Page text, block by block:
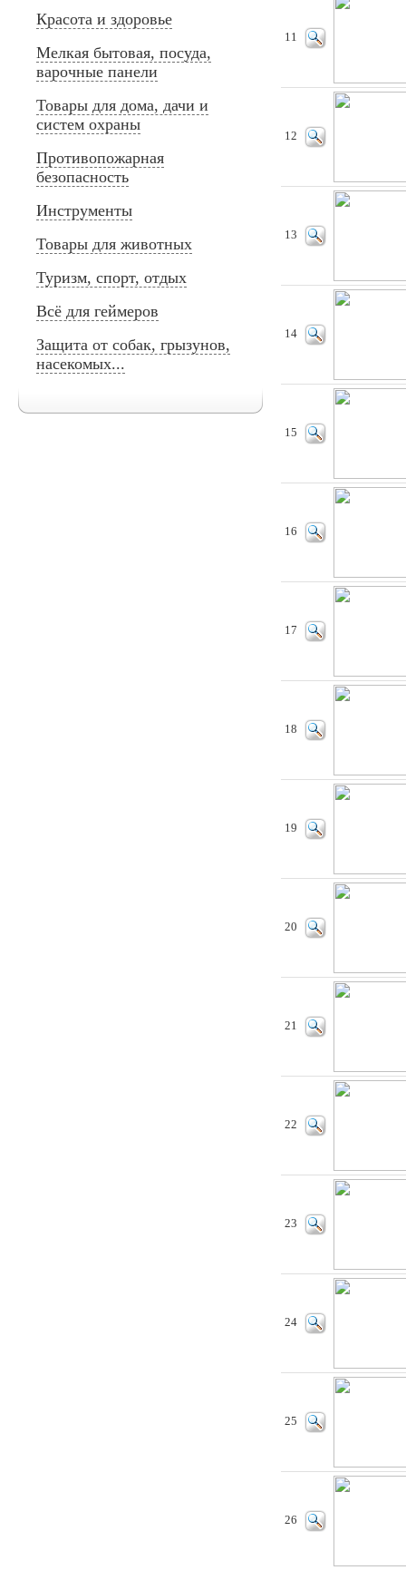
Красота и здоровье
Мелкая бытовая, посуда,
варочные панели
Товары для дома, дачи и
систем охраны
Противопожарная
безопасность
Инструменты
Товары для животных
Туризм, спорт, отдых
Всё для геймеров
Защита от собак, грызунов,
насекомых...
11
12
13
14
15
16
17
18
19
20
21
22
23
24
25
26